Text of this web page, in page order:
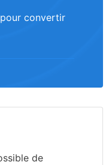
convertir
de